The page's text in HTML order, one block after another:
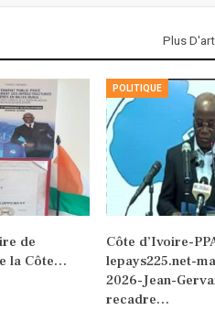
Plus
de
la Côte…
POLITIQUE
Côte d’Ivoire-
lepays225.net-
2026-Jean-
recadre…